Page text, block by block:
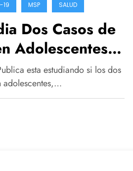
19 MSP SALUD
Dos Casos de
Adolescentes
Relación con
Covid-19
esta estudiando si los dos
adolescentes,…